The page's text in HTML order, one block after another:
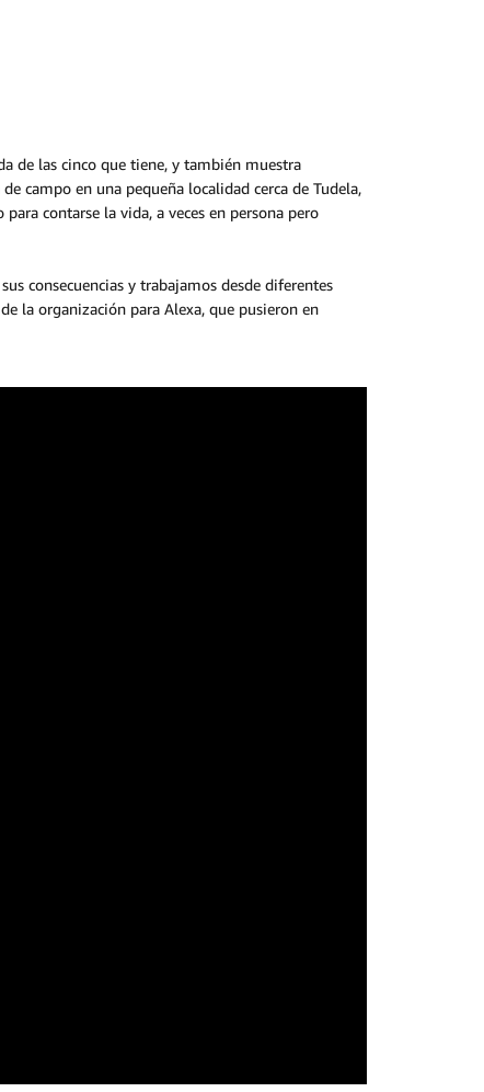
de las cinco que tiene, y también muestra
campo en una pequeña localidad cerca de Tudela,
contarse la vida, a veces en persona pero
consecuencias y trabajamos desde diferentes
la organización para Alexa, que pusieron en